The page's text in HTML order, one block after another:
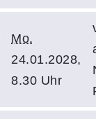
Mo.
24.01.2028,
8.30 Uhr